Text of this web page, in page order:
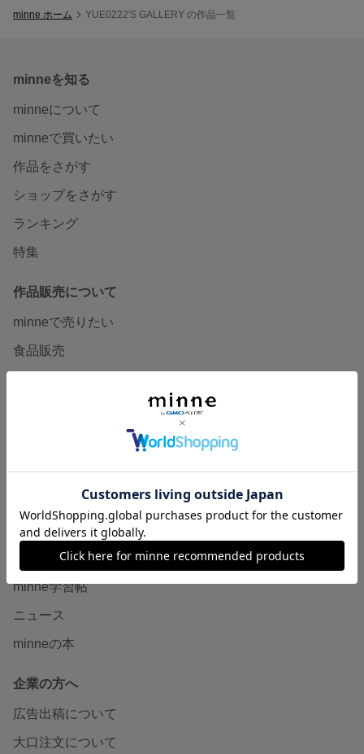
minne ホーム YUE0222'S GALLERY の作品一覧
minneを知る
minneについて
minneで買いたい
作品をさがす
ショップをさがす
ランキング
特集
作品販売について
minneで売りたい
食品販売
販売支援企画・イベント
読みもの
minneとものづくりと
minne学習帖
ニュース
minneの本
企業の方へ
広告出稿について
大口注文について